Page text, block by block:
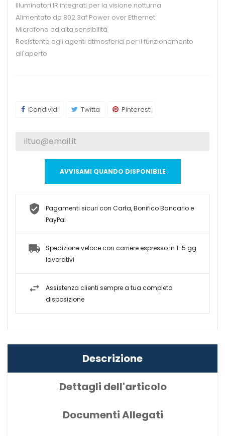
Illuminatori IR integrati per la visione notturna
Alimentato da 802.3af Power over Ethernet
Microfono ad alta sensibilità
Resistente agli agenti atmosferici per il funzionamento
all'aperto
Condividi Twitta Pinterest
AVVISAMI QUANDO DISPONIBILE
Pagamenti sicuri con Carta, Bonifico Bancario e
PayPal
Spedizione veloce con corriere espresso in 1-5 gg
lavorativi
Assistenza clienti sempre a tua completa
disposizione
Descrizione
Dettagli dell'articolo
Documenti Allegati